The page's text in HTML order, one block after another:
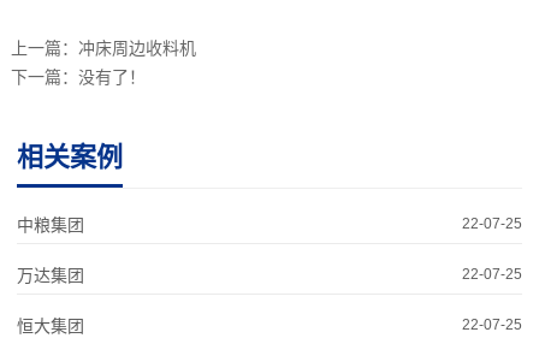
上一篇： 冲床周边收料机
下一篇：没有了！
相关案例
中粮集团 22-07-25
万达集团 22-07-25
恒大集团 22-07-25